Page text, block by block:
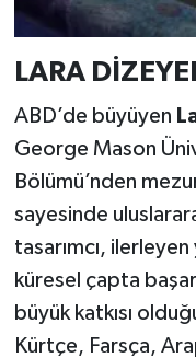
LARA
ABD’de büyüyen
George Mason
Bölümü’nden
sayesinde
tasarımcı,
küresel çapta
büyük katkısı
Kürtçe, Farsça,